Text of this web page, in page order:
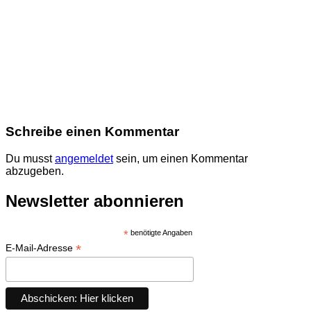
Schreibe einen Kommentar
Du musstangemeldetsein, um einen Kommentar
abzugeben.
Newsletter abonnieren
*benötigte Angaben
E-Mail-Adresse *